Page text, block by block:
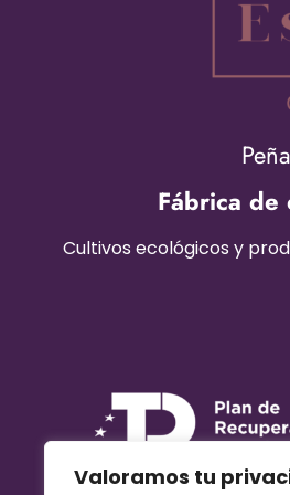
Valoramos tu
Fábrica de
Cultivos ecológicos y